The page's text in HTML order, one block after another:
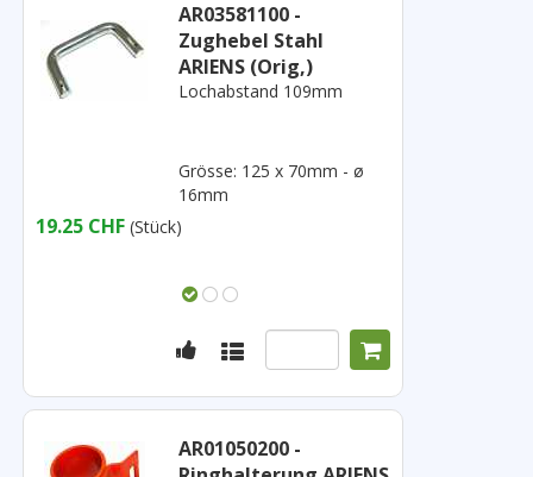
AR03581100 -
Zughebel Stahl
ARIENS (Orig,)
Lochabstand 109mm
Grösse: 125 x 70mm - ø
16mm
19.25 CHF (Stück)
AR01050200 -